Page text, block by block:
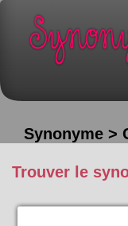
Synonyme >
Trouver le